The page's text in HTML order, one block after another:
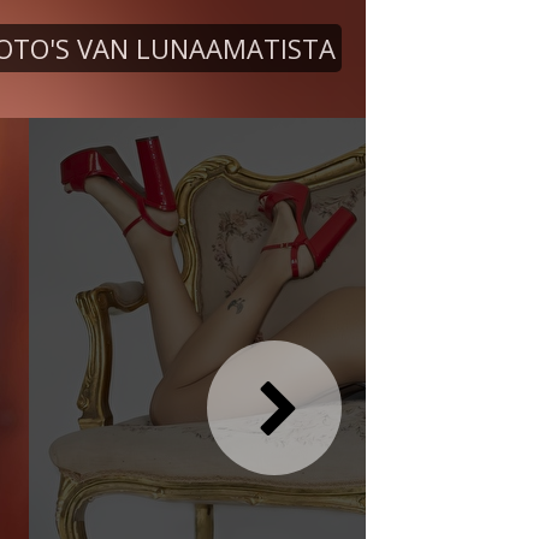
VAN LUNAAMATISTA